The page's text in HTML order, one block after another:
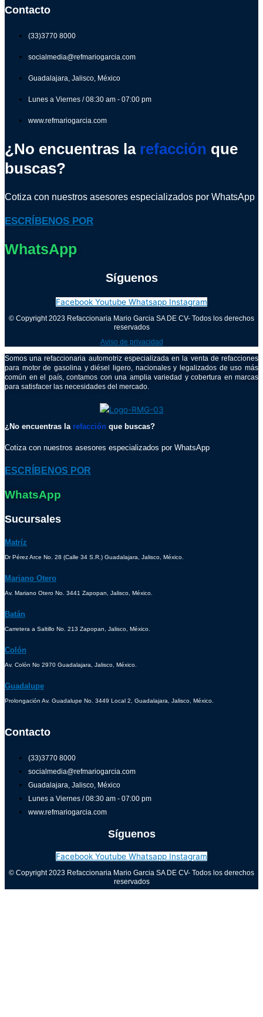
Contacto
(33)3770 8000
socialmedia@refmariogarcia.com
Guadalajara, Jalisco, México
Lunes a Viernes / 08:30 am - 07:00 pm
www.refmariogarcia.com
¿No encuentras la refacción que
buscas?
Cotiza con nuestros asesores especializados por WhatsApp
ESCRÍBENOS POR
WhatsApp
Síguenos
Facebook Youtube Whatsapp Instagram
© Copyright 2023 Refaccionaria Mario Garcia SA DE CV- Todos los derechos
reservados
Aviso de privacidad
Somos una refaccionaria automotriz especializada en la venta de refacciones
para motor de gasolina y diésel ligero, nacionales y legalizados de uso más
común en el país, contamos con una amplia variedad y cobertura en marcas
para satisfacer las necesidades del mercado.
¿No encuentras la refacción que buscas?
Cotiza con nuestros asesores especializados por WhatsApp
ESCRÍBENOS POR
WhatsApp
Sucursales
Matríz
Dr Pérez Arce No. 28 (Calle 34 S.R.) Guadalajara, Jalisco, México.
Mariano Otero
Av. Mariano Otero No. 3441 Zapopan, Jalisco, México.
Batán
Carretera a Saltillo No. 213 Zapopan, Jalisco, México.
Colón
Av. Colón No 2970 Guadalajara, Jalisco, México.
Guadalupe
Prolongación Av. Guadalupe No. 3449 Local 2, Guadalajara, Jalisco, México.
Contacto
(33)3770 8000
socialmedia@refmariogarcia.com
Guadalajara, Jalisco, México
Lunes a Viernes / 08:30 am - 07:00 pm
www.refmariogarcia.com
Síguenos
Facebook Youtube Whatsapp Instagram
© Copyright 2023 Refaccionaria Mario Garcia SA DE CV- Todos los derechos
reservados